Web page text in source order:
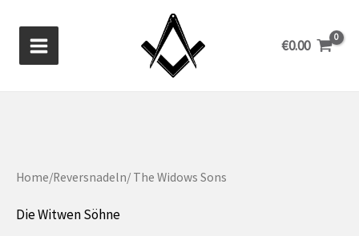
Inhalt
springen
€0.00
Home/Reversnadeln/ The Widows Sons
Die Witwen Söhne